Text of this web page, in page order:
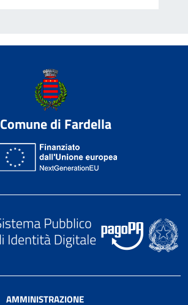
Comune di Fardella
AMMINISTRAZIONE